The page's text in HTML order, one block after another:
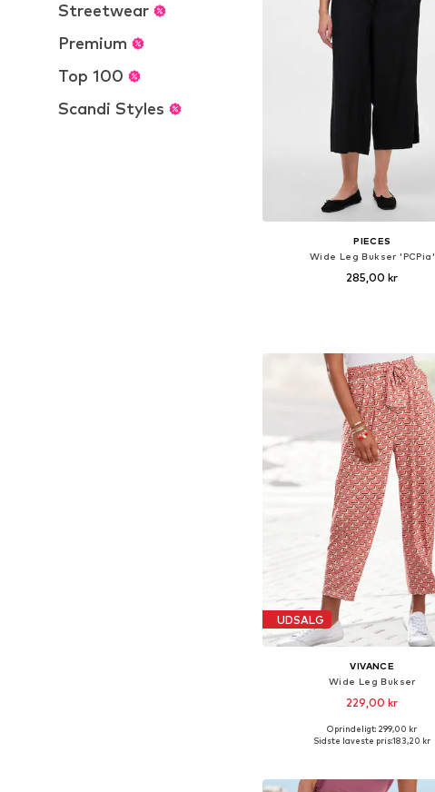
Streetwear
Premium
Top 100
Scandi Styles
PIECES
Wide Leg Bukser 'PCPia'
285,00 kr
UDSALG
VIVANCE
Wide Leg Bukser
229,00 kr
Oprindeligt: 299,00 kr
Sidste laveste pris:183,20 kr